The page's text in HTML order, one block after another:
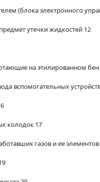
(блока электронного
утечки жидкостей 12
на этилированном
вспомогательных
колодок 17
газов и ее элементов